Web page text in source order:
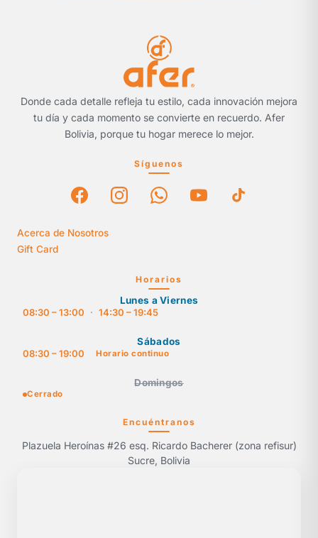
Donde cada detalle refleja tu estilo, cada innovación mejora
tu día y cada momento se convierte en recuerdo. Afer
Bolivia, porque tu hogar merece lo mejor.
Síguenos
Acerca de Nosotros
Gift Card
Horarios
Lunes a Viernes
08:30 – 13:00
· 14:30 – 19:45
Sábados
08:30 – 19:00
Horario continuo
Domingos
Cerrado
Encuéntranos
Plazuela Heroínas #26 esq. Ricardo Bacherer (zona refisur)
Sucre, Bolivia